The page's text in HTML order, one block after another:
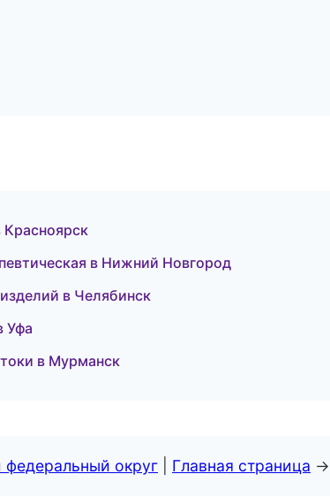
Красноярск
в Нижний Новгород
в Челябинск
Уфа
в Мурманск
федеральный округ Главная страница →